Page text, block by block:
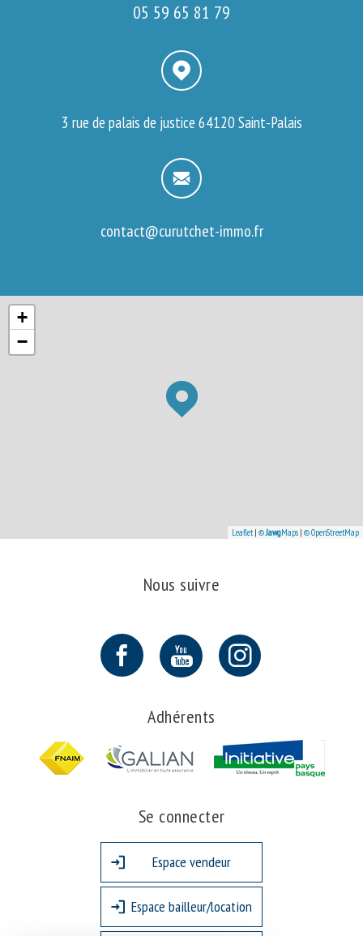
05 59 65 81 79
contact@curutchet-immo.fr
3 rue de palais de justice 64120 Saint-Palais
+
−
Leaflet| ©JawgMaps | © OpenStreetMap
Nous suivre
Adhérents
Se connecter
Espace vendeur
Espace bailleur/location